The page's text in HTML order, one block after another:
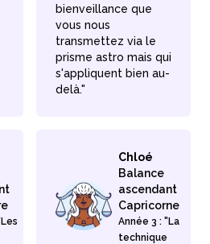
bienveillance que
vous nous
transmettez via le
prisme astro mais qui
s'appliquent bien au-
delà."
Chloé
Balance
ascendant
Capricorne
Année 3 : "La
technique